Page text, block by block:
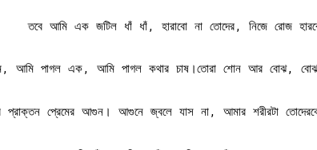
তবে আমি এক জটিল ধাঁ ধাঁ, হারাবো না তোদের, নিজে রোজ
আমি পাগল এক, আমি পাগল কথার চাষ।তোরা শোন আর বোঝ,
প্রাক্তন প্রেমের আগুন। আগুনে জ্বলে যাস না, আমার শরীরটা